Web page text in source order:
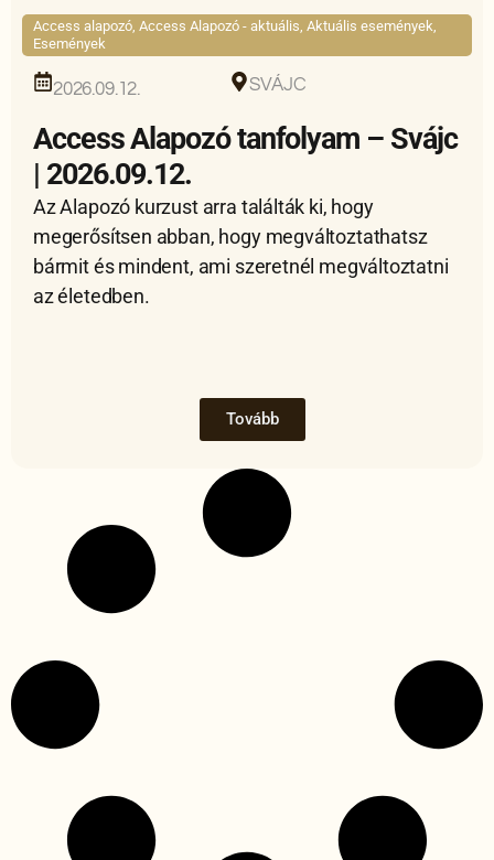
Access alapozó Access Alapozó - aktuális Aktuális események
Események
2026.09.12. SVÁJC
Access Alapozó tanfolyam – Svájc
| 2026.09.12.
Az Alapozó kurzust arra találták ki, hogy
megerősítsen abban, hogy megváltoztathatsz
bármit és mindent, ami szeretnél megváltoztatni
az életedben.
Tovább